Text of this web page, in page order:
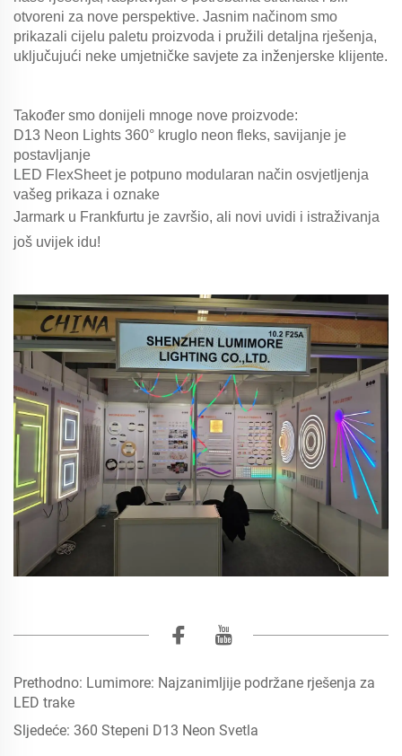
otvoreni za nove perspektive. Jasnim načinom smo
prikazali cijelu paletu proizvoda i pružili detaljna rješenja,
uključujući neke umjetničke savjete za inženjerske klijente.
Također smo donijeli mnoge nove proizvode:
D13 Neon Lights 360° kruglo neon fleks, savijanje je
postavljanje
LED FlexSheet je potpuno modularan način osvjetljenja
vašeg prikaza i oznake
Jarmark u Frankfurtu je završio, ali novi uvidi i istraživanja
još uvijek idu!
Prethodno: Lumimore: Najzanimljije podržane rješenja za
LED trake
Sljedeće: 360 Stepeni D13 Neon Svetla